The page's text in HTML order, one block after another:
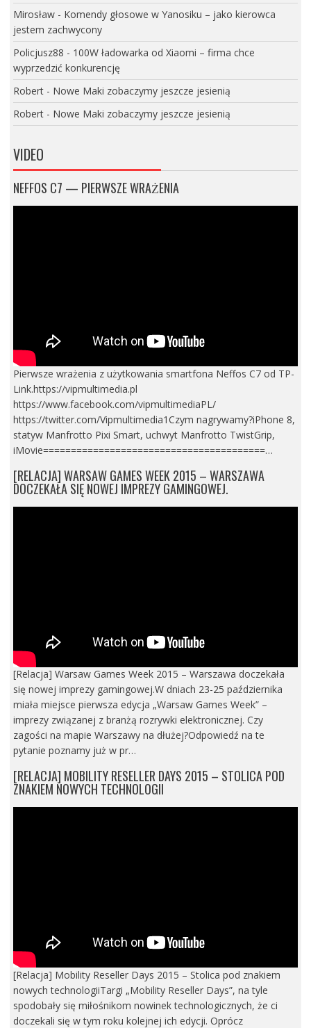
Mirosław- Komendy głosowe w Yanosiku – jako kierowca
jestem zachwycony
Policjusz88 - 100W ładowarka od Xiaomi – firma chce
wyprzedzić konkurencję
Robert- Nowe Maki zobaczymy jeszcze jesienią
Robert- Nowe Maki zobaczymy jeszcze jesienią
VIDEO
NEFFOS C7 — PIERWSZE WRAŻENIA
Pierwsze wrażenia z użytkowania smartfona Neffos C7 od TP-
Link.https://vipmultimedia.pl
https://www.facebook.com/vipmultimediaPL/
https://twitter.com/Vipmultimedia1Czym nagrywamy?iPhone 8,
statyw Manfrotto Pixi Smart, uchwyt Manfrotto TwistGrip,
iMovie========================================…
[RELACJA] WARSAW GAMES WEEK 2015 – WARSZAWA
DOCZEKAŁA SIĘ NOWEJ IMPREZY GAMINGOWEJ.
[Relacja] Warsaw Games Week 2015 – Warszawa doczekała
się nowej imprezy gamingowej.W dniach 23-25 października
miała miejsce pierwsza edycja „Warsaw Games Week” –
imprezy związanej z branżą rozrywki elektronicznej. Czy
zagości na mapie Warszawy na dłużej?Odpowiedź na te
pytanie poznamy już w pr…
[RELACJA] MOBILITY RESELLER DAYS 2015 – STOLICA POD
ZNAKIEM NOWYCH TECHNOLOGII
[Relacja] Mobility Reseller Days 2015 – Stolica pod znakiem
nowych technologiiTargi „Mobility Reseller Days”, na tyle
spodobały się miłośnikom nowinek technologicznych, że ci
doczekali się w tym roku kolejnej ich edycji. Oprócz